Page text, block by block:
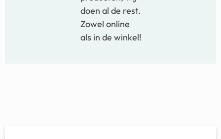
doen al de rest.
Zowel online
als in de winkel!